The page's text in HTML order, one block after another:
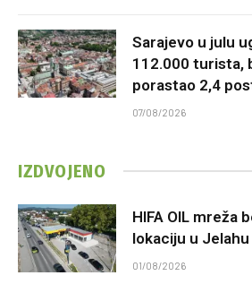
Sarajevo u julu
112.000 turista,
porastao 2,4
07/08/2026
IZDVOJENO
HIFA OIL mreža
lokaciju u Jelahu
01/08/2026